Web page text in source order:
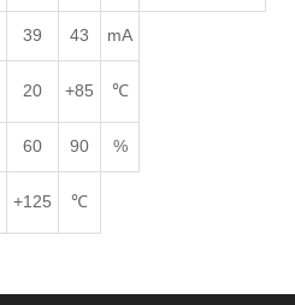
39 43 mA
20 +85 ℃
60 90 %
+125 ℃